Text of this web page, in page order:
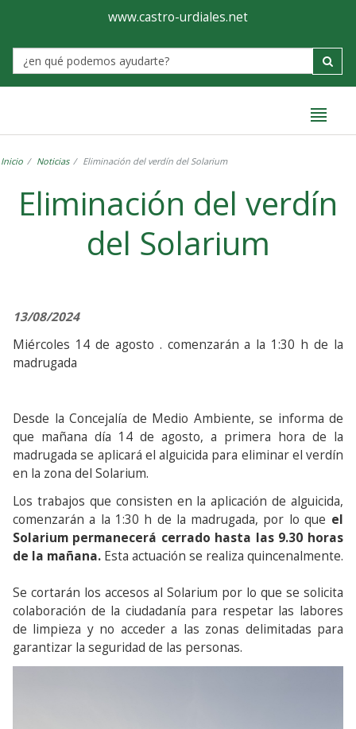
Ayuntamiento
de
Castro-
www.castro-urdiales.net
Label
Inicio Noticias Eliminación del verdín del Solarium
Eliminación del verdín
del Solarium
13/08/2024
Miércoles 14 de agosto . comenzarán a la 1:30 h de la
madrugada
Desde la Concejalía de Medio Ambiente, se informa de
que mañana día 14 de agosto, a primera hora de la
madrugada se aplicará el alguicida para eliminar el verdín
en la zona del Solarium.
Los trabajos que consisten en la aplicación de alguicida,
comenzarán a la 1:30 h de la madrugada, por lo que el
Solarium permanecerá cerrado hasta las 9.30 horas
de la mañana.
Esta actuación se realiza quincenalmente.
Se cortarán los accesos al Solarium por lo que se solicita
colaboración de la ciudadanía para respetar las labores
de limpieza y no acceder a las zonas delimitadas para
garantizar la seguridad de las personas.